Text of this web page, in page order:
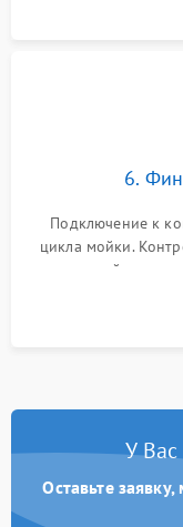
6.
Подключение к
цикла мойки.
до нужной
штатного
У Вас
Оставьте